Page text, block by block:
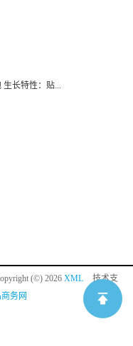
生长特性：贴...
(©) 2026 XML
技术支
务网